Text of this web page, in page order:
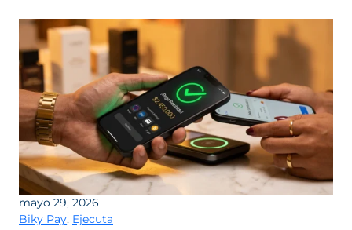
no
entiendes
tu
tasa
de
conversión,
tu
negocio
no
está
listo
para
escalar
mayo 29, 2026
Biky Pay, Ejecuta